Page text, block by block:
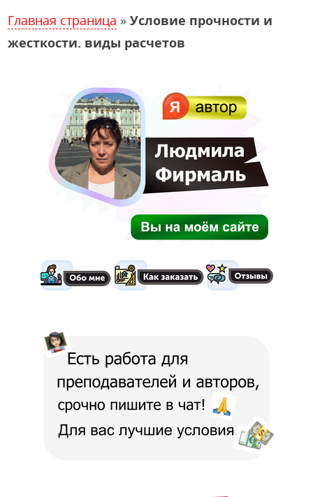
Главная страница »Условие прочности и
жесткости. виды расчетов